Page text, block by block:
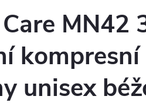
MN42
kompresní
unisex